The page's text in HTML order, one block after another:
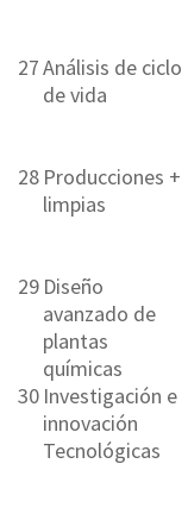
27Análisis de ciclo
de vida
28 Producciones +
limpias
29 Diseño
avanzado de
plantas
químicas
30 Investigación e
innovación
Tecnológicas